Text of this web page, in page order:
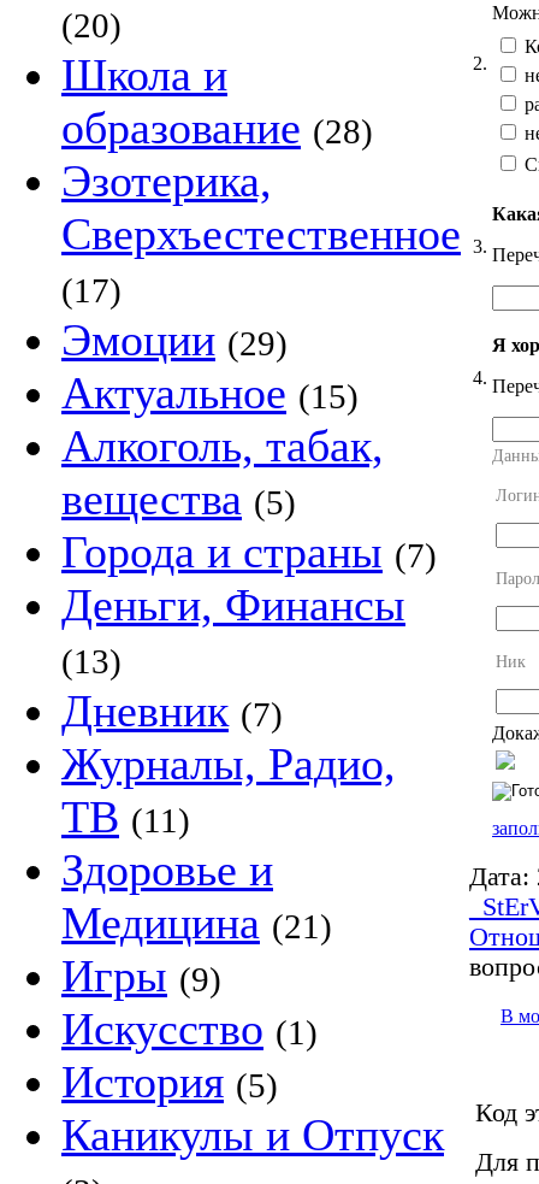
(20)
Школа и
образование (28)
Эзотерика,
Сверхъестественное
(17)
Эмоции (29)
Актуальное (15)
Алкоголь, табак,
вещества (5)
Города и страны (7)
Деньги, Финансы
(13)
Дневник (7)
Журналы, Радио,
ТВ (11)
Здоровье и
Медицина (21)
Игры (9)
Искусство (1)
История (5)
Каникулы и Отпуск
2.
3.
4.
Я
Ник
Дата:
В
Код
Для